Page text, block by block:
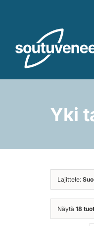
PerämoottoritYki
Lajittele:
Näytä 18